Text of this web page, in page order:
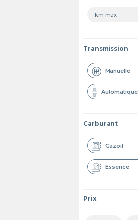
Transmission
Manuelle
Automatique
Carburant
Gazoil
Essence
Prix